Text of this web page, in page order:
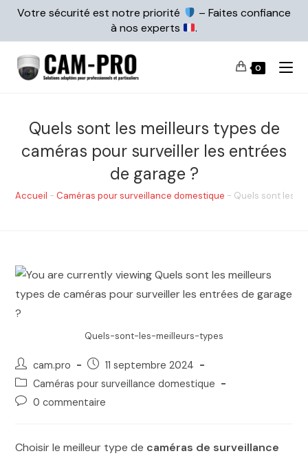
Votre sécurité est notre priorité
– Faites confiance
à nos experts
.
0
Quels sont les meilleurs types de
caméras pour surveiller les entrées
de garage ?
Accueil - Caméras pour surveillance domestique - Quels sont les
Quels-sont-les-meilleurs-types
cam.pro
11 septembre 2024
Caméras pour surveillance domestique
0 commentaire
Choisir le meilleur type de caméras de surveillance